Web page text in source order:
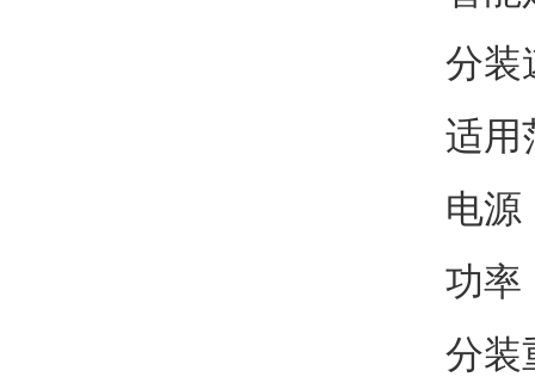
分装
适用
电源
功率
分装